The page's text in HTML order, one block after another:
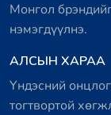
Монгол
нэмэгдүүлнэ.
АЛСЫН ХАРАА
Үндэсний
тогтвортой